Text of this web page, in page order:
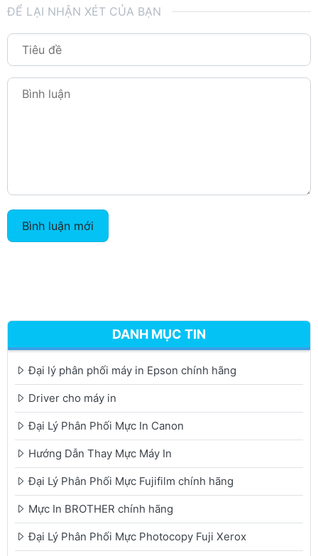
ĐỂ LẠI NHẬN XÉT CỦA BẠN
Bình luận mới
DANH MỤC TIN
Đại lý phân phối máy in Epson chính hãng
Driver cho máy in
Đại Lý Phân Phối Mực In Canon
Hướng Dẫn Thay Mực Máy In
Đại Lý Phân Phối Mực Fujifilm chính hãng
Mực In BROTHER chính hãng
Đại Lý Phân Phối Mực Photocopy Fuji Xerox